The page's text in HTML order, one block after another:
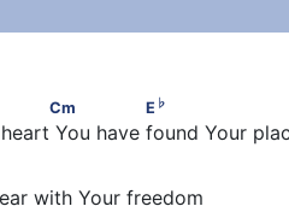
E
Cm E ♭
You have found Your
with Your freedom